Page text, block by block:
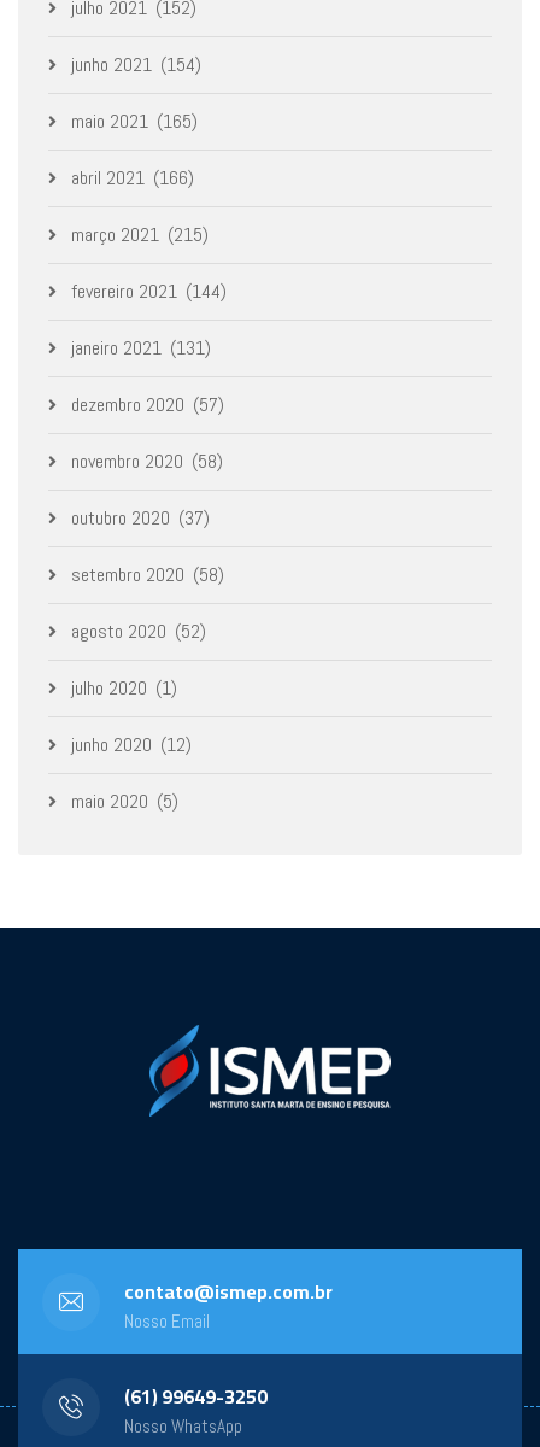
julho 2021 (152)
junho 2021 (154)
maio 2021 (165)
abril 2021 (166)
março 2021 (215)
fevereiro 2021 (144)
janeiro 2021 (131)
dezembro 2020 (57)
novembro 2020 (58)
outubro 2020 (37)
setembro 2020 (58)
agosto 2020 (52)
julho 2020 (1)
junho 2020 (12)
maio 2020 (5)
contato@ismep.com.br
Nosso Email
(61) 99649-3250
Nosso WhatsApp